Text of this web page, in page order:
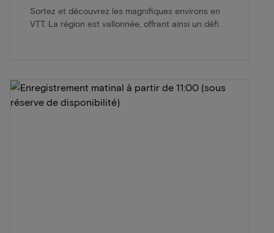
Sortez et découvrez les magnifiques environs en
VTT. La région est vallonnée, offrant ainsi un défi.